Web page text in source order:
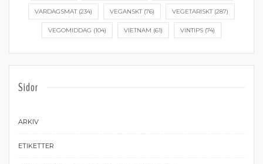
VARDAGSMAT(234) VEGANSKT(76) VEGETARISKT(287)
VEGOMIDDAG (104) VIETNAM (61) VINTIPS (74)
Sidor
ARKIV
ETIKETTER